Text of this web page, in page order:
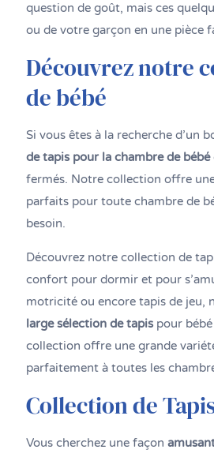
question de goût, mais ces
ou de votre garçon en une pièce
Découvrez notre
de bébé
Si vous êtes à la recherche d’un
de tapis pour la chambre de bébé
fermés. Notre collection offre
parfaits pour toute chambre de
besoin.
Découvrez notre collection de
confort pour dormir et pour
motricité ou encore tapis de jeu,
large sélection de tapispour bébé
collection offre une grande
parfaitement à toutes les
Collection de
Vous cherchez une façon